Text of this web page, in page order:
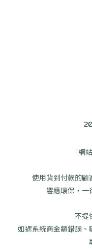
「網
使用貨到付款的顧
響應環保，一
不提
如遇系統商金額錯誤